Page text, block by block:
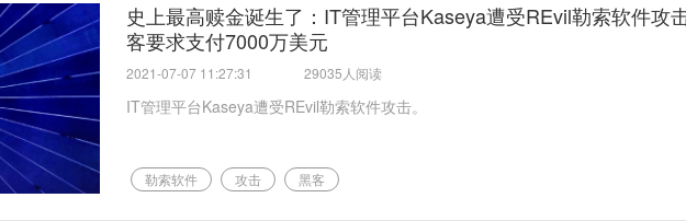
史上最高赎金诞生了：IT管理平台Kaseya遭受REvil勒索软件攻
客要求支付7000万美元
2021-07-07 11:27:31 29035人阅读
IT管理平台Kaseya遭受REvil勒索软件攻击。
勒索软件 攻击 黑客